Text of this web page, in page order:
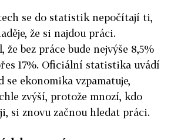
se do statistik nepočítají ti,
že si najdou práci.
že bez práce bude nejvýše 8,5%
17%. Oficiální statistika uvádí
se ekonomika vzpamatuje,
zvýší, protože mnozí, kdo
si znovu začnou hledat práci.